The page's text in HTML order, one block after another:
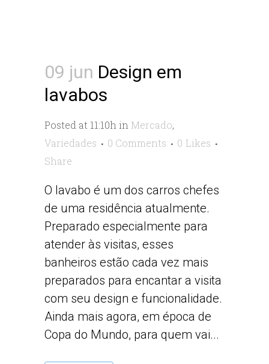
09 jun Design em
lavabos
Posted at 11:10h in Mercado,
Variedades
0 Comments 0 Likes
Share
O lavabo é um dos carros chefes
de uma residência atualmente.
Preparado especialmente para
atender às visitas, esses
banheiros estão cada vez mais
preparados para encantar a visita
com seu design e funcionalidade.
Ainda mais agora, em época de
Copa do Mundo, para quem vai...